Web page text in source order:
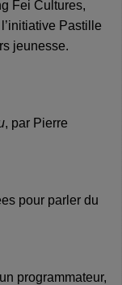
Fei Cultures,
Pastille
jeunesse.
, par Pierre
pour parler du
programmateur,